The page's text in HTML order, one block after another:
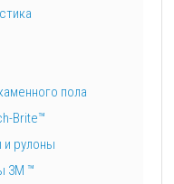
пола
Brite™
рулоны
3М ™